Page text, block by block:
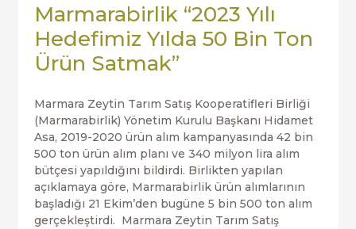
Marmarabirlik “2023 Yılı
Hedefimiz Yılda 50 Bin Ton
Ürün Satmak”
Marmara Zeytin Tarım Satış Kooperatifleri Birliği
(Marmarabirlik) Yönetim Kurulu Başkanı Hidamet
Asa, 2019-2020 ürün alım kampanyasında 42 bin
500 ton ürün alım planı ve 340 milyon lira alım
bütçesi yapıldığını bildirdi. Birlikten yapılan
açıklamaya göre, Marmarabirlik ürün alımlarının
başladığı 21 Ekim’den bugüne 5 bin 500 ton alım
gerçekleştirdi. Marmara Zeytin Tarım Satış